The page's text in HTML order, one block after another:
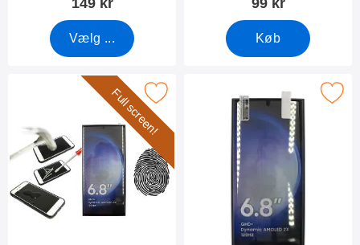
Vælg ... Køb
Full screen!
Glasbeskyttelse Samsung Galaxy S23 Ultra 5G som
Marker skærmbeskyttelse Samsung